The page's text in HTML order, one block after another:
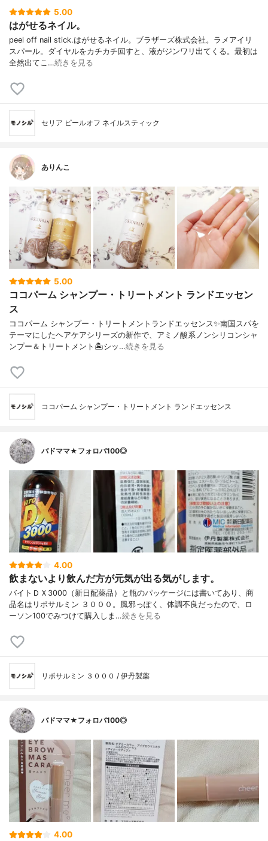
5.00
はがせるネイル。
peel off nail stick.はがせるネイル。ブラザーズ株式会社。ラメアイリ
スパール。ダイヤルをカチカチ回すと、液がジンワリ出てくる。最初は
全然出てこ…続きを見る
セリア ピールオフ ネイルスティック
ありんこ
5.00
ココパーム シャンプー・トリートメント ランドエッセン
ス
ココパーム シャンプー・トリートメントランドエッセンス✨南国スパを
テーマにしたヘアケアシリーズの新作で、アミノ酸系ノンシリコンシャ
ンプー＆トリートメント🏝️シッ…続きを見る
ココパーム シャンプー・トリートメント ランドエッセンス
バドママ★フォロバ100◎
4.00
飲まないより飲んだ方が元気が出る気がします。
バイトＤＸ3000（新日配薬品）と瓶のパッケージには書いてあり、商
品名はリポサルミン ３０００。風邪っぽく、体調不良だったので、ロ
ーソン100でみつけて購入しま…続きを見る
リポサルミン ３０００ / 伊丹製薬
バドママ★フォロバ100◎
4.00